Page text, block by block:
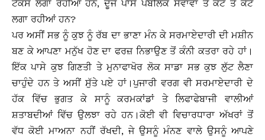
ਟੈਕਸ ਲਗਾ ਰਹੀਆਂ ਹਨ, ਦੂਜੇ ਪਾਸੇ ਪਬਲਿਕ ਸੇਵਾਵਾਂ ਤੇ ਕੱਟ ਤੇ ਕੱਟ
ਲਗਾ ਰਹੀਆਂ ਹਨ?
ਪਰ ਅਸੀਂ ਸਭ ਨੂੰ ਕੁਝ ਨੂੰ ਰੱਬ ਦਾ ਭਾਣਾ ਮੰਨ ਕੇ ਸਰਮਾਏਦਾਰੀ ਦੀ ਮਸ਼ੀਨ
ਬਣ ਕੇ ਆਪਣਾ ਮਨੁੱਖ ਹੋਣ ਦਾ ਫਰਜ਼ ਨਿਭਾਉਣ ਤੋਂ ਕੰਨੀ ਕਤਰਾ ਰਹੇ ਹਾਂ।
ਇੱਕ ਪਾਸੇ ਕੁਝ ਗਿਣਤੀ ਤੇ ਮੁਨਾਫਾਖੋਰ ਲੋਕ ਸਾਡਾ ਸਭ ਕੁਝ ਲੁੱਟ ਲੈਣਾ
ਚਾਹੁੰਦੇ ਹਨ ਤੇ ਅਸੀਂ ਸੁੱਤੇ ਪਏ ਹਾਂ।ਪੁਜਾਰੀ ਵਰਗ ਵੀ ਸਰਮਾਏਦਾਰੀ ਦੇ
ਹੱਕ ਵਿੱਚ ਭੁਗਤ ਕੇ ਸਾਨੂੰ ਕਰਮਕਾਂਡਾਂ ਤੇ ਲਿਫਾਫੇਬਾਜੀ ਵਾਲੀਆਂ
ਸ਼ਤਾਬਦੀਆਂ ਵਿੱਚ ਉਲਝਾ ਰਹੇ ਹਨ।ਕੋਈ ਵੀ ਵਿਚਾਰਧਾਰਾ ਅੱਖਰਾਂ ਤੋਂ
ਵੱਧ ਕੋਈ ਮਾਅਨਾ ਨਹੀਂ ਰੱਖਦੀ, ਜੇ ਉਸਨੂੰ ਮੰਨਣ ਵਾਲੇ ਉਸਨੂੰ ਆਪਣੇ